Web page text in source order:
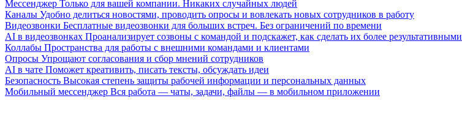
Мессенджер Только для вашей компании. Никаких случайных людей
Каналы Удобно делиться новостями, проводить опросы и вовлекать новых сотрудников в работу
Видеозвонки Бесплатные видеозвонки для больших встреч. Без ограничений по времени
AI в видеозвонках Проанализирует созвоны с командой и подскажет, как сделать их более результативными
Коллабы Пространства для работы с внешними командами и клиентами
Опросы Упрощают согласования и сбор мнений сотрудников
AI в чате Поможет креативить, писать тексты, обсуждать идеи
Безопасность Высокая степень защиты рабочей информации и персональных данных
Мобильный мессенджер Вся работа — чаты, задачи, файлы — в мобильном приложении